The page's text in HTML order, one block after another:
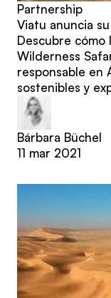
Partnership
Viatu anuncia
Descubre cómo
Wilderness
responsable en
sostenibles y
Bárbara Büchel
11 mar 2021